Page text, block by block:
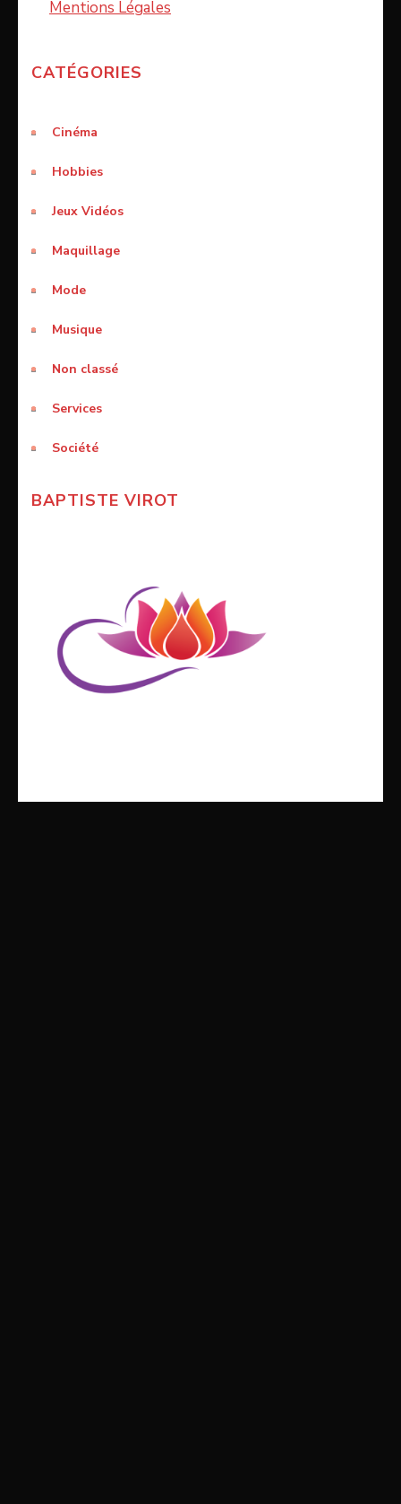
Mentions Légales
CATÉGORIES
Cinéma
Hobbies
Jeux Vidéos
Maquillage
Mode
Musique
Non classé
Services
Société
BAPTISTE VIROT